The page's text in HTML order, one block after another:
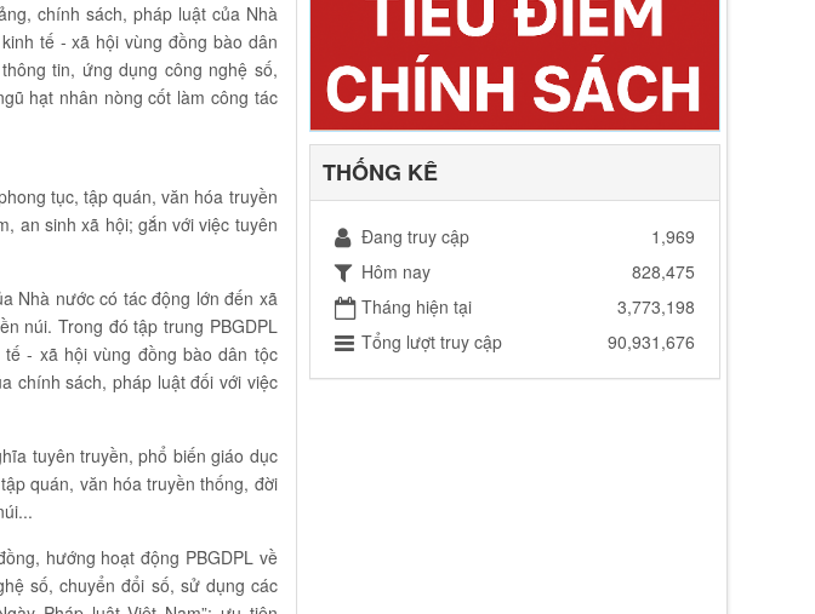
chính sách, pháp luật của Nhà
tế - xã hội vùng đồng bào dân
tin, ứng dụng công nghệ số,
hạt nhân nòng cốt làm công tác
tục, tập quán, văn hóa truyền
an sinh xã hội; gắn với việc tuyên
Nhà nước có tác động lớn đến xã
núi. Trong đó tập trung PBGDPL
- xã hội vùng đồng bào dân tộc
chính sách, pháp luật đối với việc
tuyên truyền, phổ biến giáo dục
quán, văn hóa truyền thống, đời
hướng hoạt động PBGDPL về
số, chuyển đổi số, sử dụng các
THỐNG KÊ
Đang truy cập
1,969
Hôm nay
828,475
Tháng hiện tại
3,773,198
Tổng lượt truy cập
90,931,676